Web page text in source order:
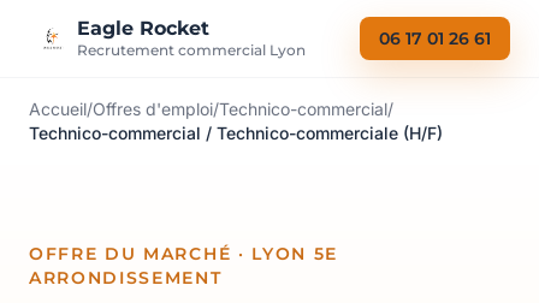
Eagle Rocket
Recrutement commercial Lyon
06 17 01 26 61
Accueil/Offres d'emploi/Technico-commercial/
Technico-commercial / Technico-commerciale (H/F)
OFFRE DU MARCHÉ · LYON 5E
ARRONDISSEMENT